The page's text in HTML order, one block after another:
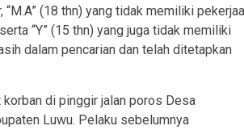
(18 thn) yang tidak memiliki
“Y” (15 thn) yang juga tidak memiliki
dalam pencarian dan telah ditetapkan
di pinggir jalan poros Desa
Luwu. Pelaku sebelumnya